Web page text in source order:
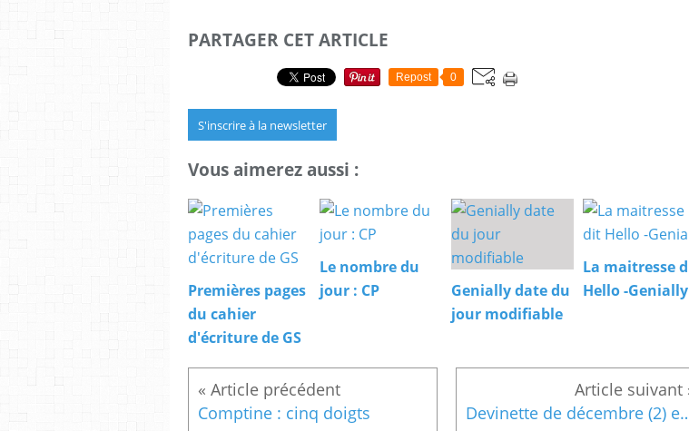
PARTAGER CET ARTICLE
Repost 0
S'inscrire à la newsletter
Vous aimerez aussi :
Premières pages
du cahier
d'écriture de GS
Le nombre du
jour : CP
Genially date du
jour modifiable
La maitresse
Hello -Genially
Comptine : cinq doigts Devinette de